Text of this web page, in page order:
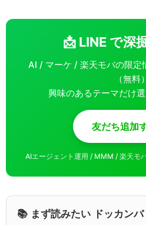
📩 LINE で深
AI / マーケ / 楽天モバの限定
（無料）
興味のあるテーマだけ
友だち追加
AIエージェント運用 / MMM / 楽天モ
📚 まず読みたい ドッカン